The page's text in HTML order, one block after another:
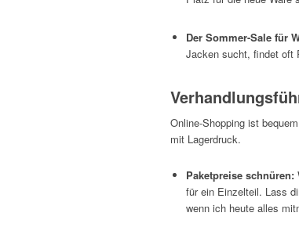
Der Sommer-Sale für
Jacken sucht, findet oft
Online-Shopping ist
mit Lagerdruck.
Paketpreise schnüren:
für ein Einzelteil. Lass
wenn ich heute alles